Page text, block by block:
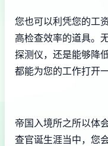
您也可以利凭您的工
高检查效率的道具。
探测仪，还是能够降
都能为您的工作打开
帝国入境所之所以体
查官诞生涯当中，您